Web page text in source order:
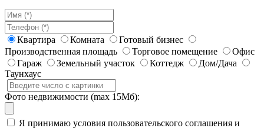
Квартира Комната
Готовый бизнес
Производственная площадь
Торговое помещение
Офис
Гараж
Земельный участок Коттедж
Дом/Дача
Таунхаус
Фото недвижимости (max 15Мб):
Я принимаю условия пользовательского соглашения и